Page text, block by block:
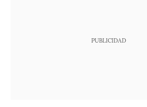
PUBLICIDAD